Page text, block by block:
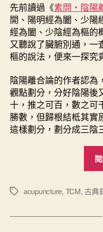
先前讀過《素問・陰陽
開、陽明經為闔、少陽
經為闔、少陰經為樞的
又聽說了臟腑別通，一
樞的說法，便來一探究
陰陽離合論的作者認為
觀點劃分，分好陰陽後
十，推之可百，數之可
勝數，但歸根結柢其實
這樣劃分，劃分成三陰
標
acupuncture, TCM,古典